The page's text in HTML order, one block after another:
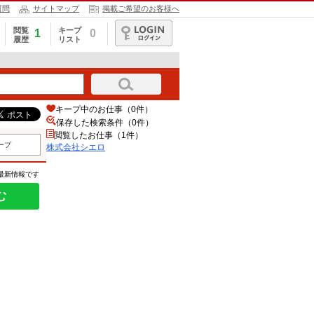
問 サイトマップ 掲載ご希望のお客様へ
閲覧
履歴
1
キープ
リスト
0
ログイン
プ
新情報です
キープ中のお仕事（0件）
保存した検索条件（0件）
閲覧したお仕事（1件）
株式会社シエロ